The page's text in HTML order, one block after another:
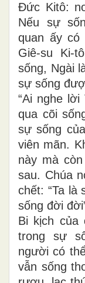
Đức Kitô:
Nếu sự
quan ấy có
Giê-su Ki-
sống, Ngài
sự sống
“Ai nghe
qua cõi
sự sống
viên mãn.
này mà
sau. Chúa
chết: “Ta là
sống đời
Bi kịch của
trong sự
người có
vẫn sống